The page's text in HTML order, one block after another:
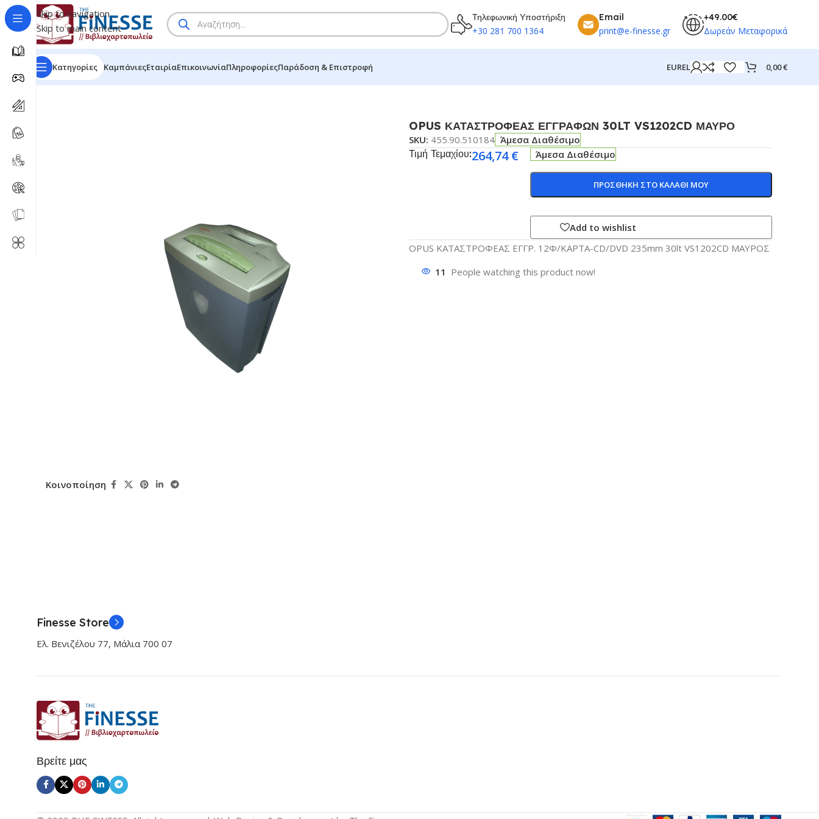
Skip to navigation
Skip to main content
Τηλεφωνική Υποστήριξη
+30 281 700 1364
Email
print@e-finesse.gr
+49.00€
Δωρεάν Μεταφορικά
Κατηγορίες ΚαμπάνιεςΕταιρίαΕπικοινωνίαΠληροφορίεςΠαράδοση & Επιστροφή EUREL 0,00€
HOME/SHOP
Κοινοποίηση
OPUS ΚΑΤΑΣΤΡΟΦΕΑΣ ΕΓΓΡΑΦΩΝ 30LT VS1202CD ΜΑΥΡΟ
SKU: 455.90.510184 Άμεσα Διαθέσιμο
Τιμή Τεμαχίου:264,74€ Άμεσα Διαθέσιμο
ΠΡΟΣΘΗΚΗ ΣΤΟ ΚΑΛΑΘΙ ΜΟΥ
Add to wishlist
OPUS ΚΑΤΑΣΤΡΟΦΕΑΣ ΕΓΓΡ. 12Φ/ΚΑΡΤΑ-CD/DVD 235mm 30lt VS1202CD ΜΑΥΡΟΣ
11 People watching this product now!
Finesse Store
Ελ. Βενιζέλου 77, Μάλια 700 07
Βρείτε μας